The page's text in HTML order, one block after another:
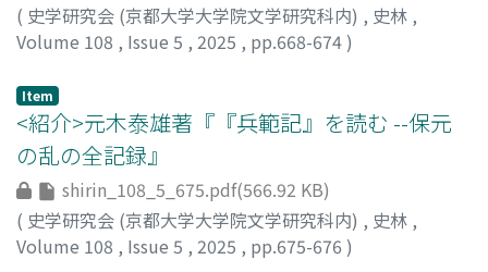
( 史学研究会 (京都大学大学院文学研究科内) , 史林 ,
Volume 108 , Issue 5 , 2025 , pp.668-674)
Item
<紹介>元木泰雄著『『兵範記』を読む --保元
の乱の全記録』
shirin_108_5_675.pdf(566.92 KB)
( 史学研究会 (京都大学大学院文学研究科内) , 史林 ,
Volume 108 , Issue 5 , 2025 , pp.675-676 )